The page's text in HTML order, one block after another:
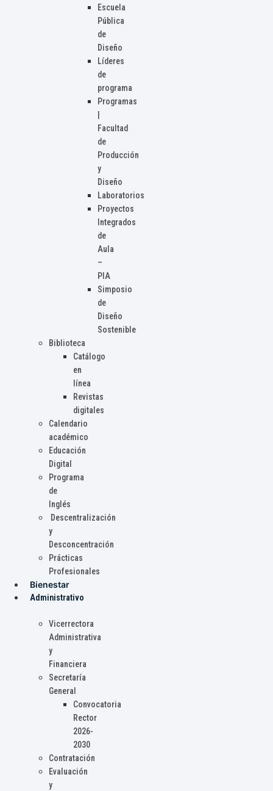
Escuela
Pública
de
Diseño
Líderes
de
programa
Programas
Facultad
de
Producción
y
Diseño
Laboratorios
Proyectos
Integrados
de
Aula
–
PIA
Simposio
de
Diseño
Sostenible
Biblioteca
Catálogo
en
línea
Revistas
digitales
Calendario
académico
Educación
Digital
Programa
de
Inglés
Descentralización
y
Desconcentración
Prácticas
Profesionales
Bienestar
Administrativo
Vicerrectora
Administrativa
y
Financiera
Secretaría
General
Convocatoria
Rector
2026-
2030
Contratación
Evaluación
y